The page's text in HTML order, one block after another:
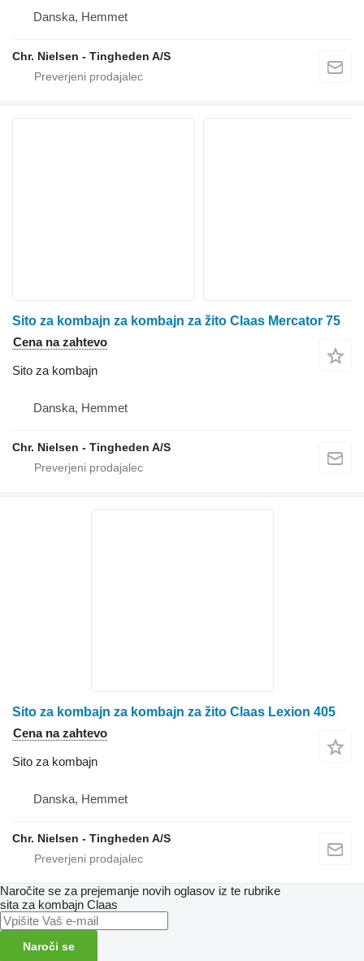
Danska, Hemmet
Chr. Nielsen - Tingheden A/S
Sito za kombajn za kombajn za žito Claas Mercator 75
Cena na zahtevo
Sito za kombajn
Danska, Hemmet
Chr. Nielsen - Tingheden A/S
Sito za kombajn za kombajn za žito Claas Lexion 405
Cena na zahtevo
Sito za kombajn
Danska, Hemmet
Chr. Nielsen - Tingheden A/S
Naročite se za prejemanje novih oglasov iz te rubrike
sita za kombajn Claas
Naroči se